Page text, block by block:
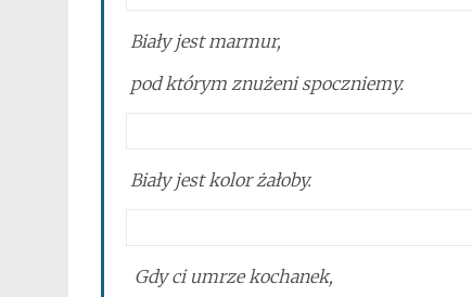
Biały jest marmur,
pod którym znużeni spoczniemy.
Biały jest kolor żałoby.
Gdy ci umrze kochanek,